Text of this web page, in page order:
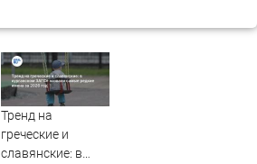
Тренд на
греческие и
славянские: в